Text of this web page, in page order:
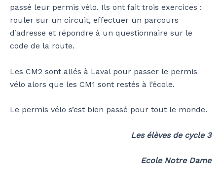
passé leur permis vélo. Ils ont fait trois exercices :
rouler sur un circuit, effectuer un parcours
d’adresse et répondre à un questionnaire sur le
code de la route.
Les CM2 sont allés à Laval pour passer le permis
vélo alors que les CM1 sont restés à l’école.
Le permis vélo s’est bien passé pour tout le monde.
Les élèves de cycle 3
Ecole Notre Dame